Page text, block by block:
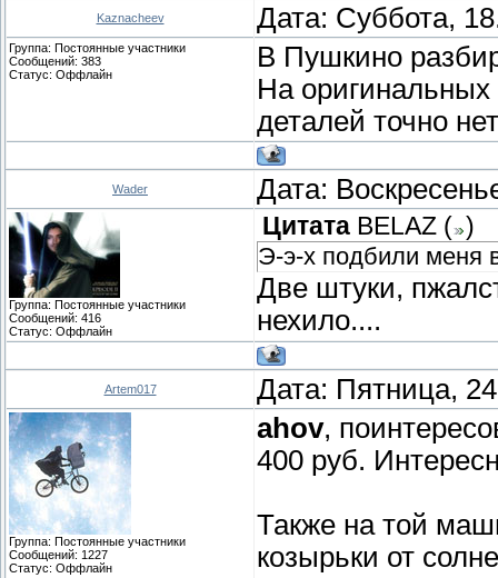
Kaznacheev Дата: Суббота,
Группа: Постоянные участники
Сообщений: 383
Статус: Оффлайн
В Пушкино
На
деталей точно
Wader Дата:
Группа: Постоянные участники
Сообщений: 416
Статус: Оффлайн
Цитата BELAZ ( )
Э-э-х подбили меня
Две штуки,
нехило....
Artem017 Дата: Пятница,
Группа: Постоянные участники
Сообщений: 1227
Статус: Оффлайн
ahov,
400 руб.
Также на той
козырьки от